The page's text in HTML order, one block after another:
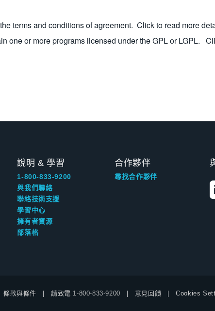
terms and conditions of agreement. Click to read more
one or more programs licensed under the GPL or LGPL.
說明 & 學習
1-800-833-9200
與我們聯絡
聯絡技術支援
學習中心
擁有者資源
部落格
合作夥伴
尋找合作夥伴
條款與條件 請致電 1-800-833-9200 意見回饋 Cookies